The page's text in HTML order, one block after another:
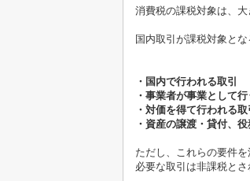
消費税の課税対象は、
国内取引が課税対象と
・国内で行われる取引
・事業者が事業として行
・対価を得て行われる取
・資産の譲渡・貸付、
ただし、これらの要件
必要な取引は非課税とさ